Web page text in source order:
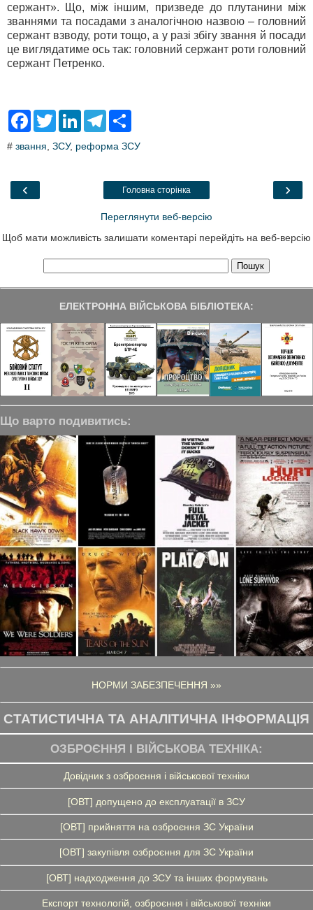
сержант». Що, між іншим, призведе до плутанини між
званнями та посадами з аналогічною назвою – головний
сержант взводу, роти тощо, а у разі збігу звання й посади
це виглядатиме ось так: головний сержант роти головний
сержант Петренко.
F
e
o
T
t
L
k
T
e
a
r
# звання ЗСУ, реформа ЗСУ
‹ ›
Головна сторінка
Переглянути веб-версію
Щоб мати можливість залишати коментарі перейдіть на веб-версію
ЕЛЕКТРОННА ВІЙСЬКОВА БІБЛІОТЕКА:
Що варто подивитись:
НОРМИ ЗАБЕЗПЕЧЕННЯ »»
СТАТИСТИЧНА ТА АНАЛІТИЧНА ІНФОРМАЦІЯ
ОЗБРОЄННЯ І ВІЙСЬКОВА ТЕХНІКА:
Довідник з озброєння і військової техніки
[ОВТ] допущено до експлуатації в ЗСУ
[ОВТ] прийняття на озброєння ЗС України
[ОВТ] закупівля озброєння для ЗС України
[ОВТ] надходження до ЗСУ та інших формувань
Експорт технологій, озброєння і військової техніки